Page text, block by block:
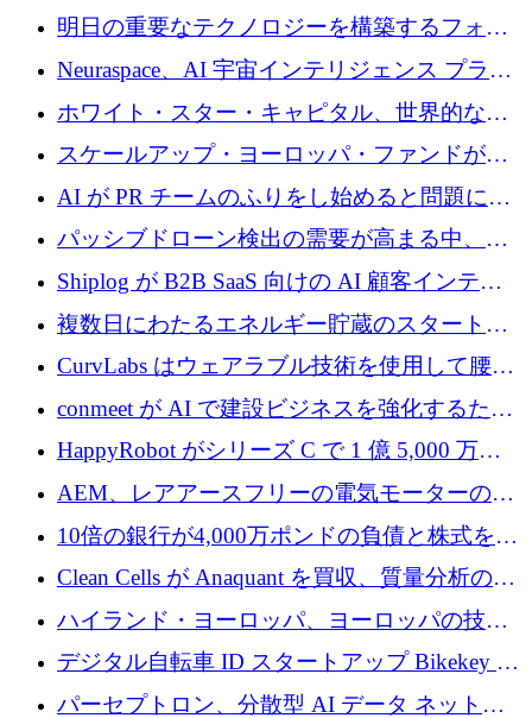
Modal Labsがロンドンオフィスを開設
明日の重要なテクノロジーを構築するフォト
ニクスのスケールアップに対応する
Neuraspace、AI 宇宙インテリジェンス プラッ
トフォームの拡大に 1,560 万ユーロを投資
ホワイト・スター・キャピタル、世界的なス
タートアップをシリーズAからBまで支援する
ために2億5,000万ドルのファンドIVを閉鎖
スケールアップ・ヨーロッパ・ファンドが初
の投資を行い、Iceeyeの10億ユーロのラウンド
を共同主導
AI が PR チームのふりをし始めると問題にな
ります
パッシブドローン検出の需要が高まる中、
Monava が資金調達ラウンドを終了
Shiplog が B2B SaaS 向けの AI 顧客インテリ
ジェンスを構築するために 100 万ドルを調達
複数日にわたるエネルギー貯蔵のスタートア
ップ、Ore Energy が新たな投資ラウンドで
4,300 万ドルを獲得
CurvLabs はウェアラブル技術を使用して腰痛
治療をどのように再考しているか
conmeet が AI で建設ビジネスを強化するため
に 600 万ユーロを調達
HappyRobot がシリーズ C で 1 億 5,000 万ド
ルを獲得し、企業運営向けにエージェント AI
を拡張
AEM、レアアースフリーの電気モーターの革
新を加速するために1,600万ポンドを確保
10倍の銀行が4,000万ポンドの負債と株式を調
達
Clean Cells が Anaquant を買収、質量分析の専
門知識によるバイオ医薬品の品質管理を拡大
ハイランド・ヨーロッパ、ヨーロッパの技術
規模拡大を支援するために11億ユーロのファ
ンドVIを閉鎖
デジタル自転車 ID スタートアップ Bikekey が
TÖNNJES への投資を確保
パーセプトロン、分散型 AI データ ネットワ